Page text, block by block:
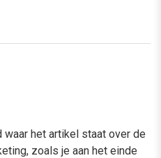
het artikel staat over de
zoals je aan het einde